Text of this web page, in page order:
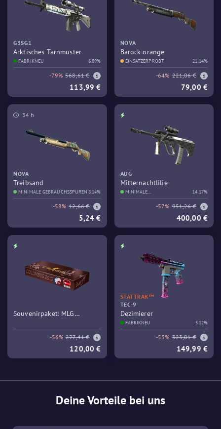
G3SG1
Arktisches Tarnmuster
FABRIKNEU 6.89%
-79% 568,61 €
113,99 €
NOVA
Barock-orange
EINSATZERPROBT 21.14%
-64% 221,06 €
79,00 €
34 h
NOVA
Treibsand
MINIMALE GEBRAUCHSSPUREN 8.14%
-58% 12,66 €
5,24 €
AUG
Mitternachtlilie
MINIMALE
GEBRAUCHSSPUREN
14.17%
-57% 951,26 €
400,00 €
Souvenirpaket: MLG
-56% 277,41 €
120,00 €
STATTRAK™
TEC-9
Dezimierer
FABRIKNEU 3.12%
-53% 323,01 €
149,99 €
Deine Vorteile bei uns